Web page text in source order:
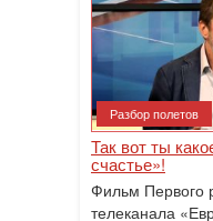
Разбор полетов
Так вот ты
счастье»!
Фильм Первого
телеканала